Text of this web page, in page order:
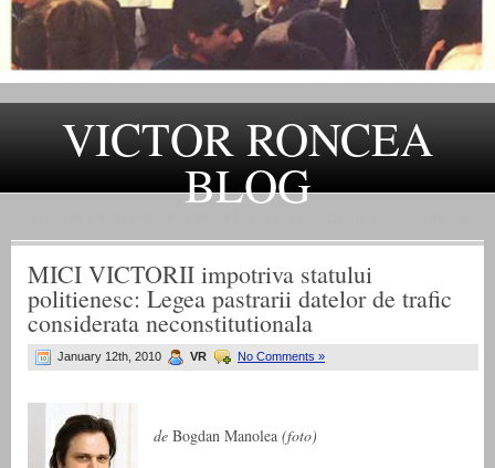
VICTOR RONCEA
BLOG
MICI VICTORII impotriva statului
politienesc: Legea pastrarii datelor de trafic
considerata neconstitutionala
January 12th, 2010 VR No Comments »
de Bogdan Manolea (foto)